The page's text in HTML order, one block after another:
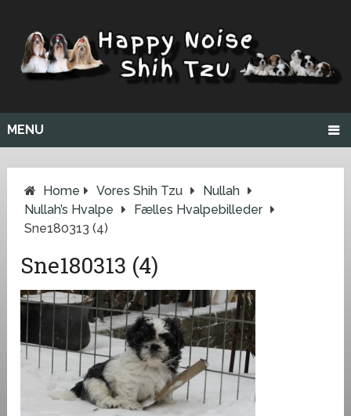
MENU
Home Vores Shih Tzu
Nullah
Nullah’s Hvalpe
Fælles Hvalpebilleder
Sne180313 (4)
Sne180313 (4)